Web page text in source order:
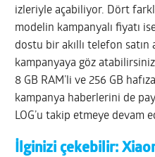
izleriyle açabiliyor. Dört
modelin kampanyalı fiyatı
dostu bir akıllı telefon satın
kampanyaya göz
8 GB RAM’li ve 256 GB
kampanya haberlerini de
LOG’u takip etmeye devam
İlginizi çekebilir: